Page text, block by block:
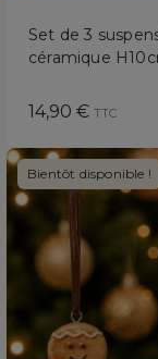
Set de 3
céramique
Prix
14,90 € TTC
Bientôt disponible !